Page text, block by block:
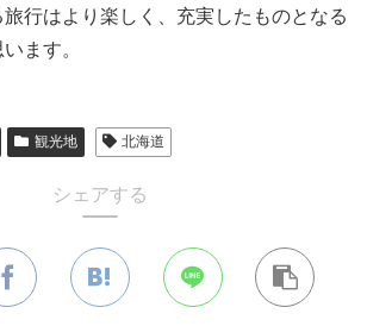
行はより楽しく、充実したものとなる
ます。
観光地 北海道
シェアする